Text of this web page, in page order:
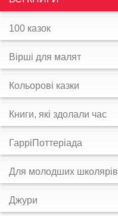
100 казок
Вірші для малят
Кольорові казки
Книги, які здолали час
ГарріПоттеріада
Для молодших школярів
Джури